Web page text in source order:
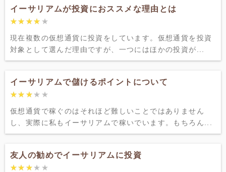
イーサリアムが投資におススメな理由とは
★★★★★
★★★★★
現在複数の仮想通貨に投資をしています。仮想通貨を投資
対象として選んだ理由ですが、一つにはほかの投資が...
イーサリアムで儲けるポイントについて
★★★★★
★★★★★
仮想通貨で稼ぐのはそれほど難しいことではありません
し、実際に私もイーサリアムで稼いでいます。もちろん...
友人の勧めでイーサリアムに投資
★★★★★
★★★★★